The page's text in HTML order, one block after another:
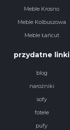
Meble Krosno
Meble Kolbuszowa
Meble Łańcut
przydatne linki
blog
narożniki
sofy
fotele
pufy